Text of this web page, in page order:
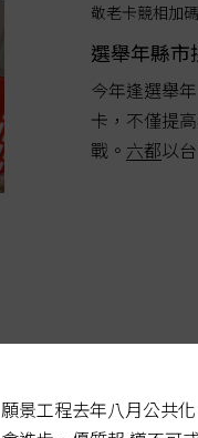
敬老卡競相加碼
今年逢選舉
卡，不僅提
戰。 六都以
願景工程去年八月公共